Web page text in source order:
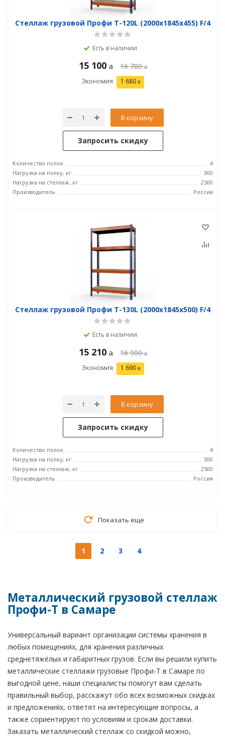
Стеллаж грузовой Профи Т-120L (2000x1845x455) F/4
Есть в наличии
15 100 16 780
Экономия 1 680
В корзину
Запросить скидку
Количество полок
4
Нагрузка на полку, кг
300
Нагрузка на стеллаж, кг
2500
Производитель
Россия
Стеллаж грузовой Профи Т-130L (2000x1845x500) F/4
Есть в наличии
15 210 16 900
Экономия 1 690
В корзину
Запросить скидку
Количество полок
4
Нагрузка на полку, кг
300
Нагрузка на стеллаж, кг
2500
Производитель
Россия
Показать еще
1 2 3 4
Металлический грузовой стеллаж
Профи-Т в Самаре
Универсальный вариант организации системы хранения в
любых помещениях, для хранения различных
среднетяжёлых и габаритных грузов. Если вы решили купить
металлические стеллажи грузовые Профи-Т в Самаре по
выгодной цене, наши специалисты помогут вам сделать
правильный выбор, расскажут обо всех возможных скидках
и предложениях, ответят на интересующие вопросы, а
также сориентируют по условиям и срокам доставки.
Заказать металлический стеллаж со скидкой можно,